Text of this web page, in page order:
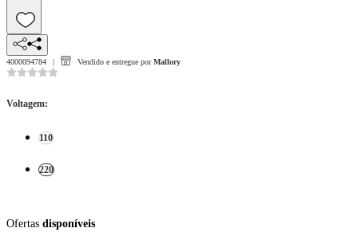
4000094784 Vendido e entregue por Mallory
Voltagem:
110
220
Ofertas disponíveis